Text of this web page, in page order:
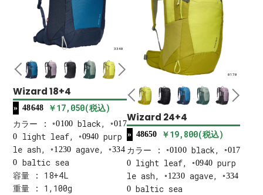
3340
Wizard 18+4
48648
￥17,050(税込)
カラー : 0100 black, 017
0
light leaf, 0940 purp
le ash, 1230 agave, 334
0 baltic sea
容量 : 18+4L
重量 : 1,100g
0170
Wizard 24+4
48650
￥19,800(税込)
カラー :
0100black,
017
0 light leaf, 0940purp
le ash,
1230agave,
334
0 baltic sea